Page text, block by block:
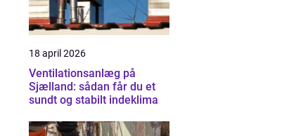
18 april 2026
Ventilationsanlæg på
Sjælland: sådan får du et
sundt og stabilt indeklima